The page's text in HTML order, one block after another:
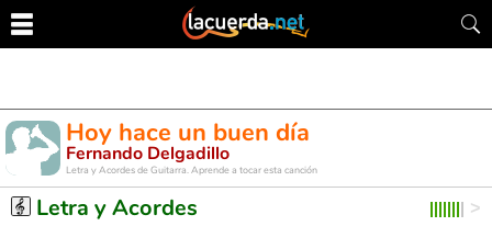
Hoy hace un buen día
Fernando Delgadillo
Letra y Acordes de Guitarra. Aprende a tocar esta canción
Letra y Acordes